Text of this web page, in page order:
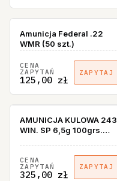
Amunicja Federal .22
WMR (50 szt.)
CENA
ZAPYTAŃ
125,00 zł
ZAPYTAJ
AMUNICJA KULOWA 243
WIN. SP 6,5g 100grs.
CENA
ZAPYTAŃ
325,00 zł
ZAPYTAJ